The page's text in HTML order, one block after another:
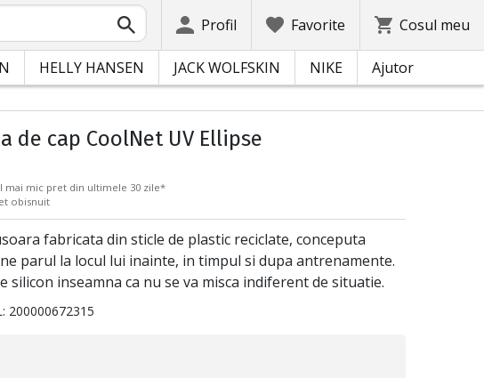
Profil Favorite Cosul meu
HELLY HANSEN JACK WOLFSKIN NIKE Ajutor
de cap CoolNet UV Ellipse
mai mic pret din ultimele 30 zile*
obisnuit
fabricata din sticle de plastic reciclate, conceputa
parul la locul lui inainte, in timpul si dupa antrenamente.
silicon inseamna ca nu se va misca indiferent de situatie.
200000672315